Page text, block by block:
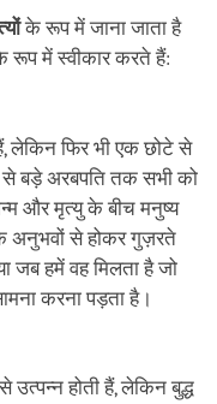
के रूप में जाना जाता है
रूप में स्वीकार करते हैं:
लेकिन फिर भी एक छोटे से
बड़े अरबपति तक सभी को
और मृत्यु के बीच मनुष्य
अनुभवों से होकर गुज़रते
जब हमें वह मिलता है जो
करना पड़ता है।
उत्पन्न होती हैं, लेकिन बुद्ध